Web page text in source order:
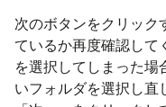
次のボタンをクリック
ているか再度確認して
を選択してしまった場
いフォルダを選択し直